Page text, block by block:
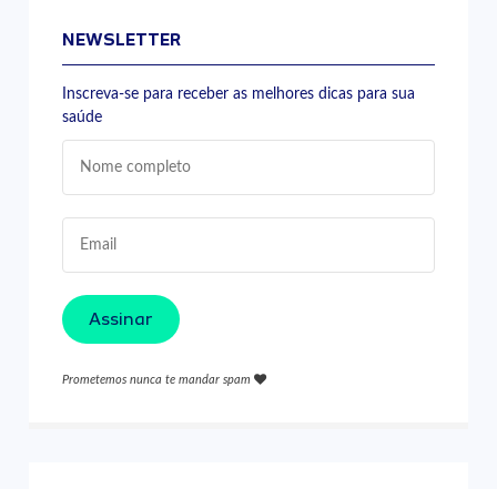
NEWSLETTER
Inscreva-se para receber as melhores dicas para sua
saúde
Assinar
Prometemos nunca te mandar spam